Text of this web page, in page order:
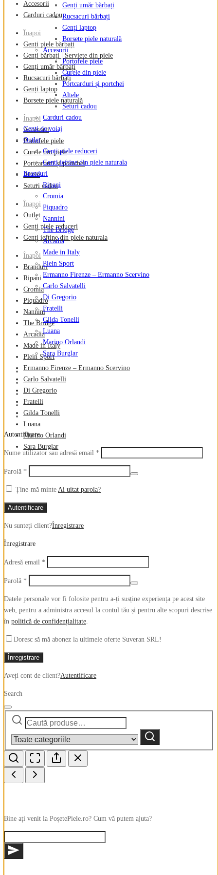
Accesorii
Carduri cadou
Înapoi
Genți piele bărbați
Genți bărbați | Serviete din piele
Genți umăr bărbați
Rucsacuri bărbați
Genți laptop
Borsete piele naturală
Înapoi
Accesorii
Portofele piele
Curele din piele
Portcarduri și portchei
Altele
Seturi cadou
Înapoi
Outlet
Genți piele reduceri
Genti ieftine din piele naturala
Înapoi
Branduri
Ripani
Cromia
Piquadro
Nannini
The Bridge
Arcadia
Made in Italy
Plein Sport
Ermanno Firenze – Ermanno Scervino
Carlo Salvatelli
Di Gregorio
Fratelli
Gilda Tonelli
Luana
Marino Orlandi
Sara Burglar
Genți umăr bărbați
Rucsacuri bărbați
Genți laptop
Borsete piele naturală
Accesorii
Portofele piele
Curele din piele
Portcarduri și portchei
Altele
Seturi cadou
Carduri cadou
Genti de voiaj
Outlet
Genți piele reduceri
Genti ieftine din piele naturala
Branduri
Ripani
Cromia
Piquadro
Nannini
The Bridge
Arcadia
Made in Italy
Plein Sport
Ermanno Firenze – Ermanno Scervino
Carlo Salvatelli
Di Gregorio
Fratelli
Gilda Tonelli
Luana
Marino Orlandi
Sara Burglar
Autentificare
Nume utilizator sau adresă email *
Parolă *
Ține-mă minte Ai uitat parola?
Autentificare
Nu sunteți client?Înregistrare
Înregistrare
Adresă email *
Parolă *
Datele personale vor fi folosite pentru a-ți susține experiența pe acest site
web, pentru a administra accesul la contul tău și pentru alte scopuri descrise
în politică de confidențialitate
Doresc să mă abonez la ultimele oferte Suveran SRL!
Înregistrare
Aveți cont de client?Autentificare
Search
Caută
category:
Caută
Bine ați venit la PoșetePiele.ro? Cum vă putem ajuta?